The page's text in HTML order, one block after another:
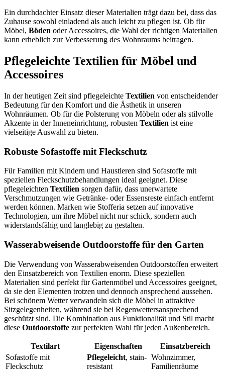
Ein durchdachter Einsatz dieser Materialien trägt dazu bei, dass das
Zuhause sowohl einladend als auch leicht zu pflegen ist. Ob für
Möbel, Böden oder Accessoires, die Wahl der richtigen Materialien
kann erheblich zur Verbesserung des Wohnraums beitragen.
Pflegeleichte Textilien für Möbel und
Accessoires
In der heutigen Zeit sind pflegeleichte Textilien von entscheidender
Bedeutung für den Komfort und die Ästhetik in unseren
Wohnräumen. Ob für die Polsterung von Möbeln oder als stilvolle
Akzente in der Inneneinrichtung, robusten Textilien ist eine
vielseitige Auswahl zu bieten.
Robuste Sofastoffe mit Fleckschutz
Für Familien mit Kindern und Haustieren sind Sofastoffe mit
speziellen Fleckschutzbehandlungen ideal geeignet. Diese
pflegeleichten Textilien sorgen dafür, dass unerwartete
Verschmutzungen wie Getränke- oder Essensreste einfach entfernt
werden können. Marken wie Stofferia setzen auf innovative
Technologien, um ihre Möbel nicht nur schick, sondern auch
widerstandsfähig und langlebig zu gestalten.
Wasserabweisende Outdoorstoffe für den Garten
Die Verwendung von Wasserabweisenden Outdoorstoffen erweitert
den Einsatzbereich von Textilien enorm. Diese speziellen
Materialien sind perfekt für Gartenmöbel und Accessoires geeignet,
da sie den Elementen trotzen und dennoch ansprechend aussehen.
Bei schönem Wetter verwandeln sich die Möbel in attraktive
Sitzgelegenheiten, während sie bei Regenwettersansprechend
geschützt sind. Die Kombination aus Funktionalität und Stil macht
diese Outdoorstoffe zur perfekten Wahl für jeden Außenbereich.
Textilart Eigenschaften
Einsatzbereich
Sofastoffe mit
Fleckschutz
Pflegeleicht, stain-
resistant
Wohnzimmer,
Familienräume